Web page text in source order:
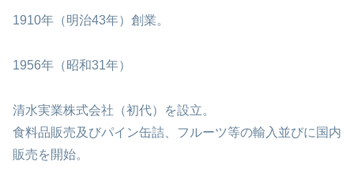
1910年（明治43年）創業。
1956年（昭和31年）
清水実業株式会社（初代）を設立。
食料品販売及びパイン缶詰、フルーツ等の輸入並びに国内
販売を開始。